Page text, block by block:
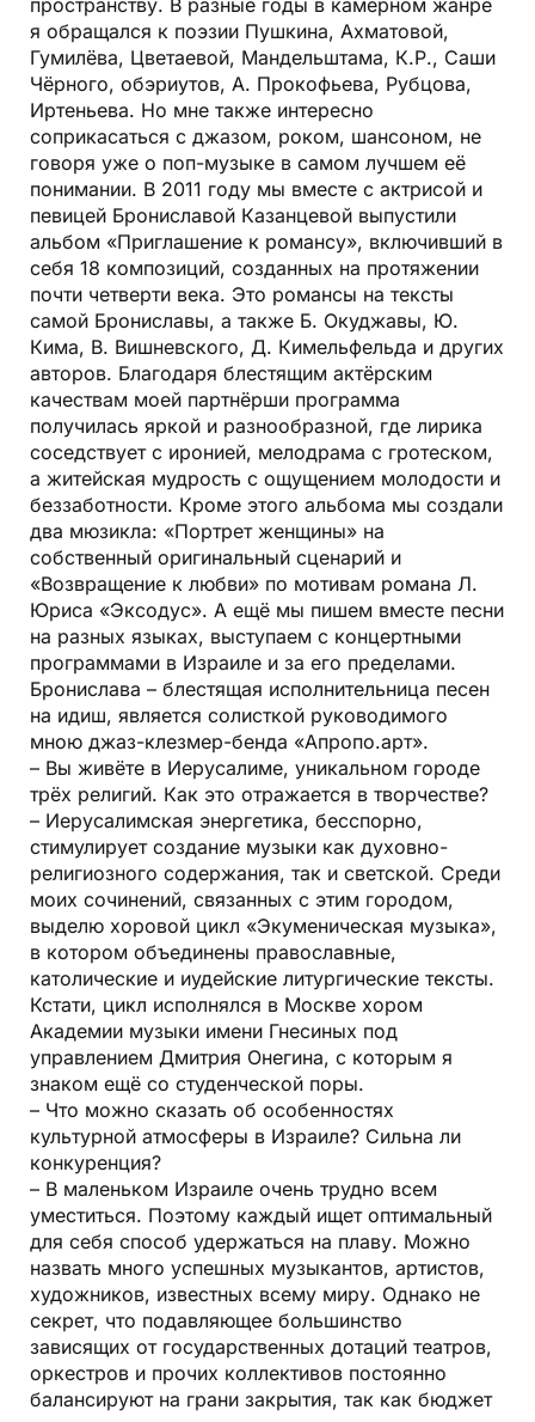
пространству. В разные годы в камерном жанре
я обращался к поэзии Пушкина, Ахматовой,
Гумилёва, Цветаевой, Мандельштама, К.Р., Саши
Чёрного, обэриутов, А. Прокофьева, Рубцова,
Иртеньева. Но мне также интересно
соприкасаться с джазом, роком, шансоном, не
говоря уже о поп-музыке в самом лучшем её
понимании. В 2011 году мы вместе с актрисой и
певицей Брониславой Казанцевой выпустили
альбом «Приглашение к романсу», включивший в
себя 18 композиций, созданных на протяжении
почти четверти века. Это романсы на тексты
самой Брониславы, а также Б. Окуджавы, Ю.
Кима, В. Вишневского, Д. Кимельфельда и других
авторов. Благодаря блестящим актёрским
качествам моей партнёрши программа
получилась яркой и разнообразной, где лирика
соседствует с иронией, мелодрама с гротеском,
а житейская мудрость с ощущением молодости и
беззаботности. Кроме этого альбома мы создали
два мюзикла: «Портрет женщины» на
собственный оригинальный сценарий и
«Возвращение к любви» по мотивам романа Л.
Юриса «Эксодус». А ещё мы пишем вместе песни
на разных языках, выступаем с концертными
программами в Израиле и за его пределами.
Бронислава – блестящая исполнительница песен
на идиш, является солисткой руководимого
мною джаз-клезмер-бенда «Апропо.арт».
– Вы живёте в Иерусалиме, уникальном городе
трёх религий. Как это отражается в творчестве?
– Иерусалимская энергетика, бесспорно,
стимулирует создание музыки как духовно-
религиозного содержания, так и светской. Среди
моих сочинений, связанных с этим городом,
выделю хоровой цикл «Экуменическая музыка»,
в котором объединены православные,
католические и иудейские литургические тексты.
Кстати, цикл исполнялся в Москве хором
Академии музыки имени Гнесиных под
управлением Дмитрия Онегина, с которым я
знаком ещё со студенческой поры.
– Что можно сказать об особенностях
культурной атмосферы в Израиле? Сильна ли
конкуренция?
– В маленьком Израиле очень трудно всем
уместиться. Поэтому каждый ищет оптимальный
для себя способ удержаться на плаву. Можно
назвать много успешных музыкантов, артистов,
художников, известных всему миру. Однако не
секрет, что подавляющее большинство
зависящих от государственных дотаций театров,
оркестров и прочих коллективов постоянно
балансируют на грани закрытия, так как бюджет